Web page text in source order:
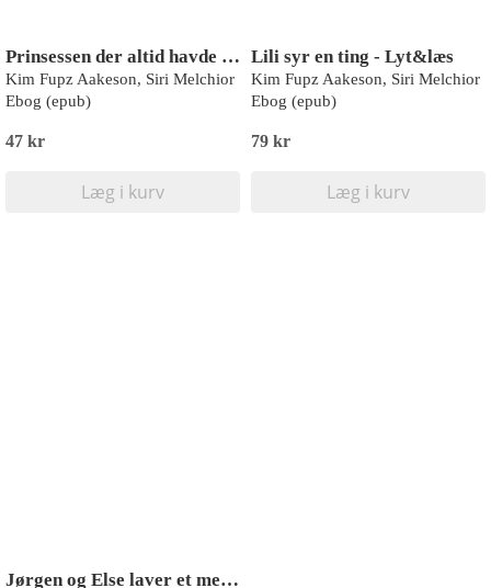
Prinsessen der altid havde ret
Kim Fupz Aakeson, Siri Melchior
Ebog (epub)
47 kr
Læg i kurv
Lili syr en ting - Lyt&læs
Kim Fupz Aakeson, Siri Melchior
Ebog (epub)
79 kr
Læg i kurv
Jørgen og Else laver et menneskebarn eller to